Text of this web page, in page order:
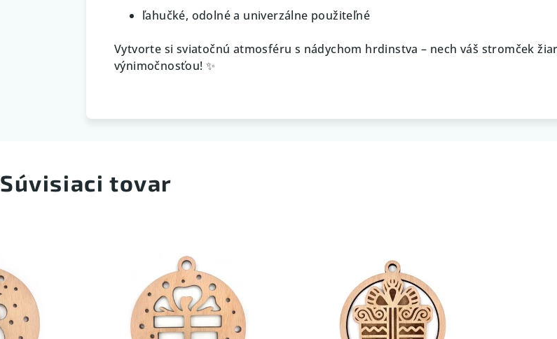
ľahučké, odolné a univerzálne použiteľné
Vytvorte si sviatočnú atmosféru s nádychom hrdinstva – nech váš stromček
výnimočnosťou! ✨
Súvisiaci tovar